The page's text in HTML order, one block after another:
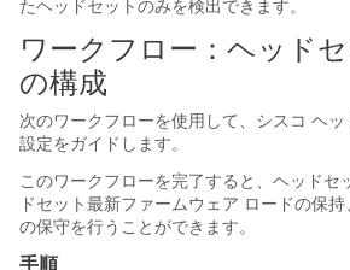
たヘッドセットのみを検出できます。
ワークフロー：ヘッド
の構成
次のワークフローを使用して、シスコ ヘ
設定をガイドします。
このワークフローを完了すると、ヘッドセ
ドセット最新ファームウェア ロードの保
の保守を行うことができます。
手順